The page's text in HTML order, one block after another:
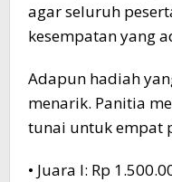
agar seluruh
kesempatan yang
Adapun hadiah
menarik. Panitia
tunai untuk empat
• Juara I: Rp